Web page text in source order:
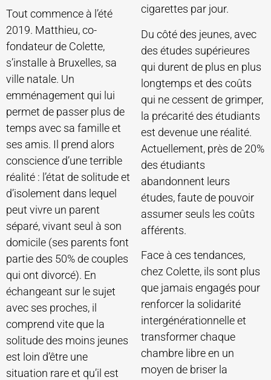
Tout commence à l’été
2019. Matthieu, co-
fondateur de Colette,
s’installe à Bruxelles, sa
ville natale. Un
emménagement qui lui
permet de passer plus de
temps avec sa famille et
ses amis. Il prend alors
conscience d’une terrible
réalité : l’état de solitude et
d’isolement dans lequel
peut vivre un parent
séparé, vivant seul à son
domicile (ses parents font
partie des 50% de couples
qui ont divorcé). En
échangeant sur le sujet
avec ses proches, il
comprend vite que la
solitude des moins jeunes
est loin d’être une
situation rare et qu’il est
cigarettes par jour.
Du côté des jeunes, avec
des études supérieures
qui durent de plus en plus
longtemps et des coûts
qui ne cessent de grimper,
la précarité des étudiants
est devenue une réalité.
Actuellement, près de 20%
des étudiants
abandonnent leurs
études, faute de pouvoir
assumer seuls les coûts
afférents.
Face à ces tendances,
chez Colette, ils sont plus
que jamais engagés pour
renforcer la solidarité
intergénérationnelle et
transformer chaque
chambre libre en un
moyen de briser la